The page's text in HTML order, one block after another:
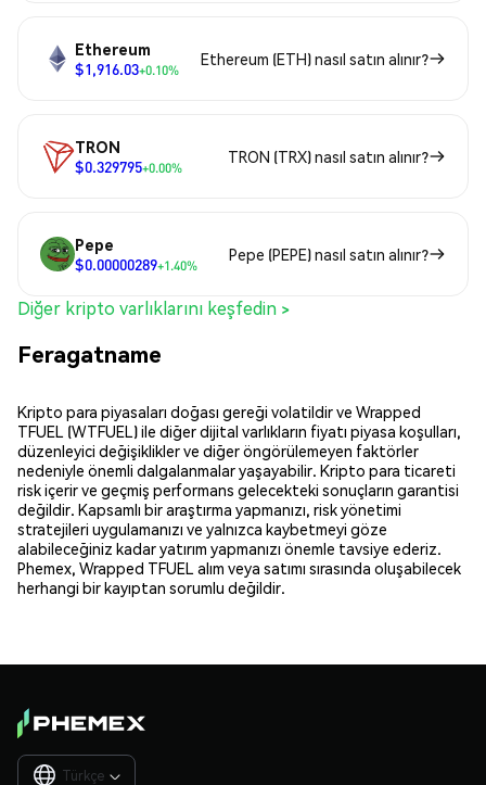
Ethereum
$1,916.03+0.10%
Ethereum (ETH) nasıl satın alınır?
TRON
$0.329795+0.00%
TRON (TRX) nasıl satın alınır?
Pepe
$0.00000289+1.40%
Pepe (PEPE) nasıl satın alınır?
Diğer kripto varlıklarını keşfedin >
Feragatname
Kripto para piyasaları doğası gereği volatildir ve Wrapped
TFUEL (WTFUEL) ile diğer dijital varlıkların fiyatı piyasa koşulları,
düzenleyici değişiklikler ve diğer öngörülemeyen faktörler
nedeniyle önemli dalgalanmalar yaşayabilir. Kripto para ticareti
risk içerir ve geçmiş performans gelecekteki sonuçların garantisi
değildir. Kapsamlı bir araştırma yapmanızı, risk yönetimi
stratejileri uygulamanızı ve yalnızca kaybetmeyi göze
alabileceğiniz kadar yatırım yapmanızı önemle tavsiye ederiz.
Phemex, Wrapped TFUEL alım veya satımı sırasında oluşabilecek
herhangi bir kayıptan sorumlu değildir.
Türkçe 